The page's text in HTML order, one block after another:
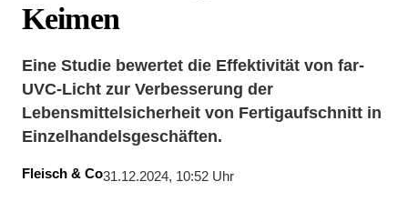
Keimen
Eine Studie bewertet die Effektivität von far-
UVC-Licht zur Verbesserung der
Lebensmittelsicherheit von Fertigaufschnitt in
Einzelhandelsgeschäften.
Fleisch & Co31.12.2024, 10:52 Uhr